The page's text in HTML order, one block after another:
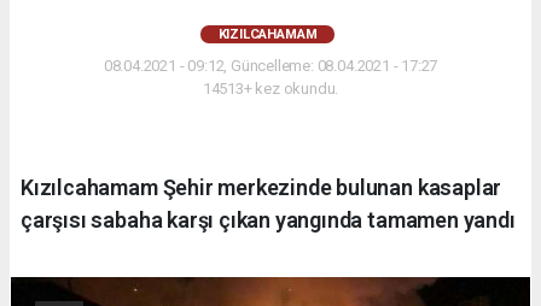
KIZILCAHAMAM
08.04.2021 - 09:12, Güncelleme: 08.04.2021 - 17:27
14513+ kez okundu.
Kızılcahamam Şehir merkezinde bulunan kasaplar
çarşısı sabaha karşı çıkan yangında tamamen yandı